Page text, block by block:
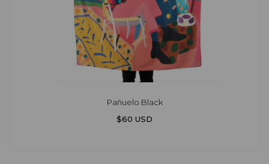
Pañuelo Black
$60 USD